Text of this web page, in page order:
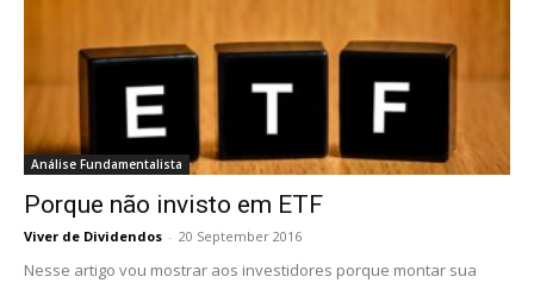
Análise Fundamentalista
Porque não invisto em ETF
Viver de Dividendos - 20 September 2016
Nesse artigo vou mostrar aos investidores porque montar sua